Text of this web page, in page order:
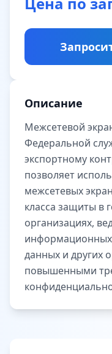
Описание
Межсетевой
Федеральной
экспортному
позволяет
межсетевых
класса защиты в
организациях,
информационных
данных и других
повышенными